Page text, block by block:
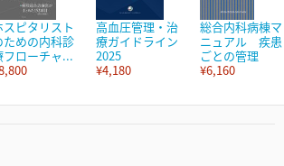
スピタリスト
ための内科診
フローチャ...
高血圧管理・治
療ガイドライン
2025
¥4,180
総合内科病棟マ
ニュアル 疾患
ごとの管理
¥6,160